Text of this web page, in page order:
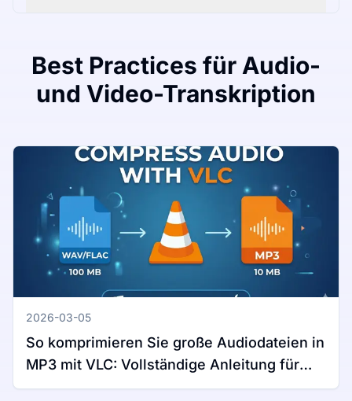
Best Practices für Audio-
und Video-Transkription
2026-03-05
So komprimieren Sie große Audiodateien in
MP3 mit VLC: Vollständige Anleitung für
Windows und Mac